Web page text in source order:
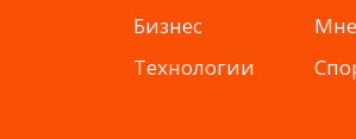
Бизнес
Технологии